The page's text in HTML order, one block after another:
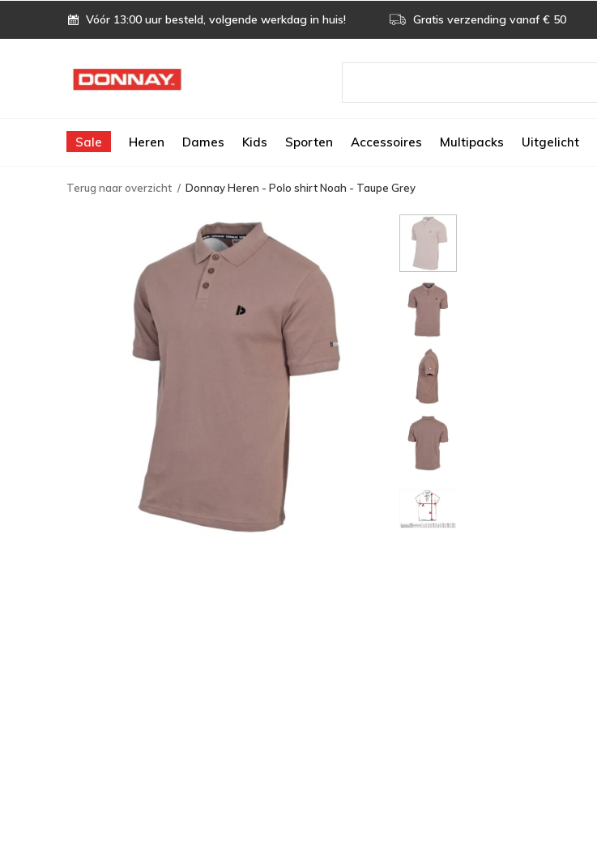
Sale Heren Dames Kids Sporten Accessoires Multipacks Uitgelicht
Vóór 13:00 uur besteld, volgende werkdag in huis! Gratis verzending vanaf € 50
Terug naar overzicht Donnay Heren - Polo shirt Noah - Taupe Grey